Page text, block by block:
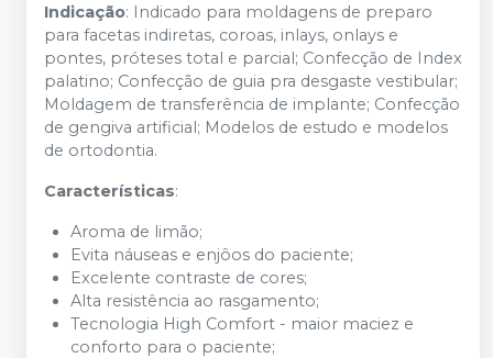
Indicação: Indicado para moldagens de preparo
para facetas indiretas, coroas, inlays, onlays e
pontes, próteses total e parcial; Confecção de Index
palatino; Confecção de guia pra desgaste vestibular;
Moldagem de transferência de implante; Confecção
de gengiva artificial; Modelos de estudo e modelos
de ortodontia.
Características:
Aroma de limão;
Evita náuseas e enjôos do paciente;
Excelente contraste de cores;
Alta resistência ao rasgamento;
Tecnologia High Comfort - maior maciez e
conforto para o paciente;